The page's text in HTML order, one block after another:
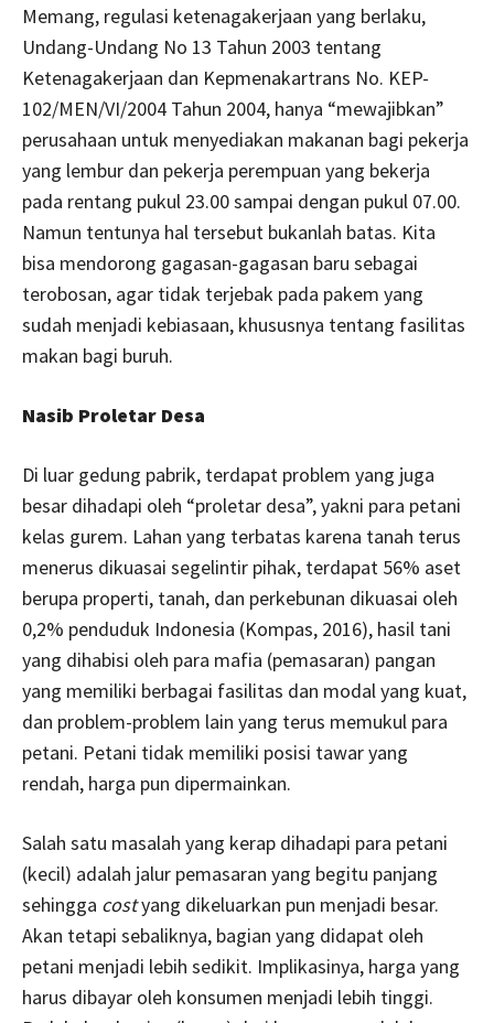
Memang, regulasi ketenagakerjaan yang berlaku,
Undang-Undang No 13 Tahun 2003 tentang
Ketenagakerjaan dan Kepmenakartrans No. KEP-
102/MEN/VI/2004 Tahun 2004, hanya “mewajibkan”
perusahaan untuk menyediakan makanan bagi pekerja
yang lembur dan pekerja perempuan yang bekerja
pada rentang pukul 23.00 sampai dengan pukul 07.00.
Namun tentunya hal tersebut bukanlah batas. Kita
bisa mendorong gagasan-gagasan baru sebagai
terobosan, agar tidak terjebak pada pakem yang
sudah menjadi kebiasaan, khususnya tentang fasilitas
makan bagi buruh.
Nasib Proletar Desa
Di luar gedung pabrik, terdapat problem yang juga
besar dihadapi oleh “proletar desa”, yakni para petani
kelas gurem. Lahan yang terbatas karena tanah terus
menerus dikuasai segelintir pihak, terdapat 56% aset
berupa properti, tanah, dan perkebunan dikuasai oleh
0,2% penduduk Indonesia (Kompas, 2016), hasil tani
yang dihabisi oleh para mafia (pemasaran) pangan
yang memiliki berbagai fasilitas dan modal yang kuat,
dan problem-problem lain yang terus memukul para
petani. Petani tidak memiliki posisi tawar yang
rendah, harga pun dipermainkan.
Salah satu masalah yang kerap dihadapi para petani
(kecil) adalah jalur pemasaran yang begitu panjang
sehingga costyang dikeluarkan pun menjadi besar.
Akan tetapi sebaliknya, bagian yang didapat oleh
petani menjadi lebih sedikit. Implikasinya, harga yang
harus dibayar oleh konsumen menjadi lebih tinggi.